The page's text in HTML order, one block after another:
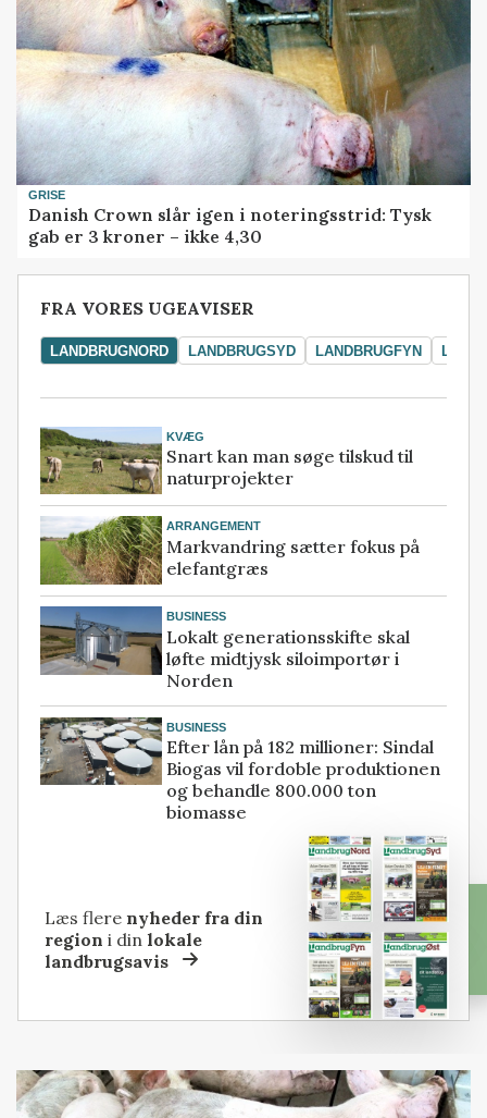
GRISE
Danish Crown slår igen i noteringsstrid: Tysk
gab er 3 kroner – ikke 4,30
FRA VORES UGEAVISER
LANDBRUGNORD LANDBRUGSYD LANDBRUGFYN
KVÆG
Snart kan man søge tilskud til
naturprojekter
ARRANGEMENT
Markvandring sætter fokus på
elefantgræs
BUSINESS
Lokalt generationsskifte skal
løfte midtjysk siloimportør i
Norden
BUSINESS
Efter lån på 182 millioner: Sindal
Biogas vil fordoble produktionen
og behandle 800.000 ton
biomasse
Læs flere nyheder fra din
region i dinlokale
landbrugsavis